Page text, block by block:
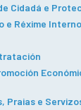
Cidadá e
e Réxime
Praias e